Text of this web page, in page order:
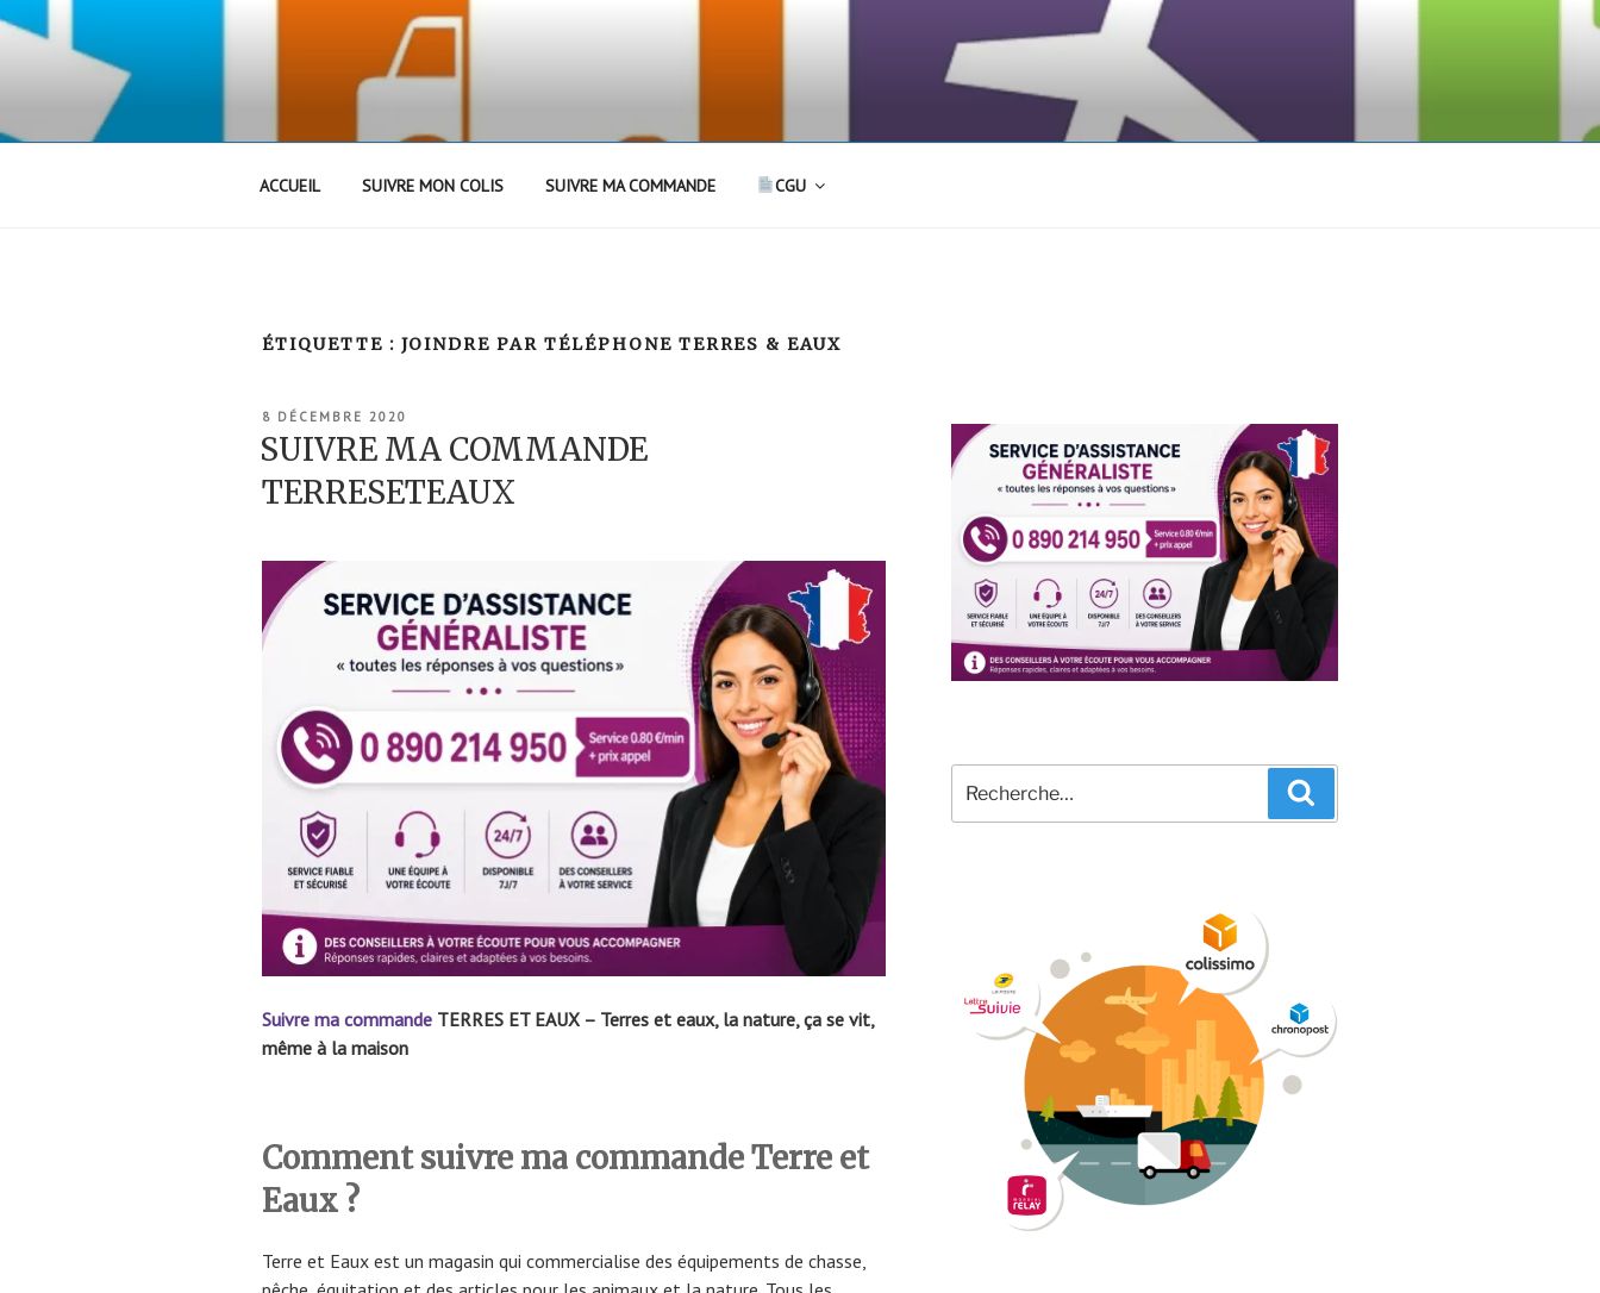
Aller
ACCUEIL SUIVRE MON COLIS SUIVRE MA COMMANDE CGU
ÉTIQUETTE : JOINDRE PAR TÉLÉPHONE TERRES & EAUX
PUBLIÉ
LE
8 DÉCEMBRE 2020
SUIVRE MA COMMANDE
TERRESETEAUX
Suivre ma commande TERRES ET EAUX – Terres et eaux, la nature, ça se vit,
même à la maison
Comment suivre ma commande Terre et
Eaux ?
Terre et Eaux est un magasin qui commercialise des équipements de chasse,
pour